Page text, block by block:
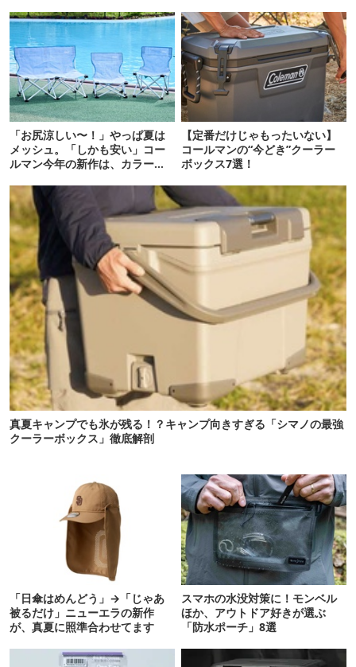
「お尻涼しい〜！」やっぱ夏は
メッシュ。「しかも安い」コー
ルマン今年の新作は、カラーも
【定番だけじゃもったいない】
コールマンの“今どき”クーラー
ボックス7選！
真夏キャンプでも氷が残る！？キャンプ向きすぎる「シマノの最強
クーラーボックス」徹底解剖
「日傘はめんどう」→「じゃあ
被るだけ」ニューエラの新作
が、真夏に照準合わせてます
スマホの水没対策に！モンベル
ほか、アウトドア好きが選ぶ
「防水ポーチ」8選